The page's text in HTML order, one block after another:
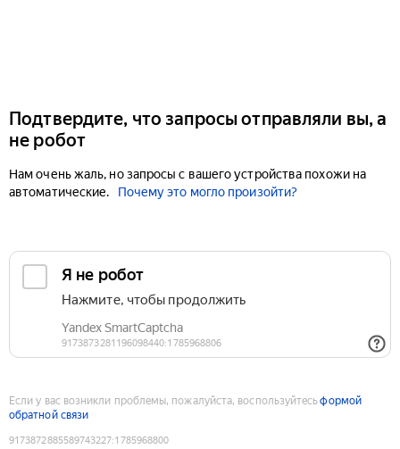
Подтвердите, что запросы отправляли вы, а
не робот
Нам очень жаль, но запросы с вашего устройства похожи на
автоматические.
Почему это могло произойти?
Если у вас возникли проблемы, пожалуйста, воспользуйтесьформой
обратной связи
9173872885589743227:1785968800